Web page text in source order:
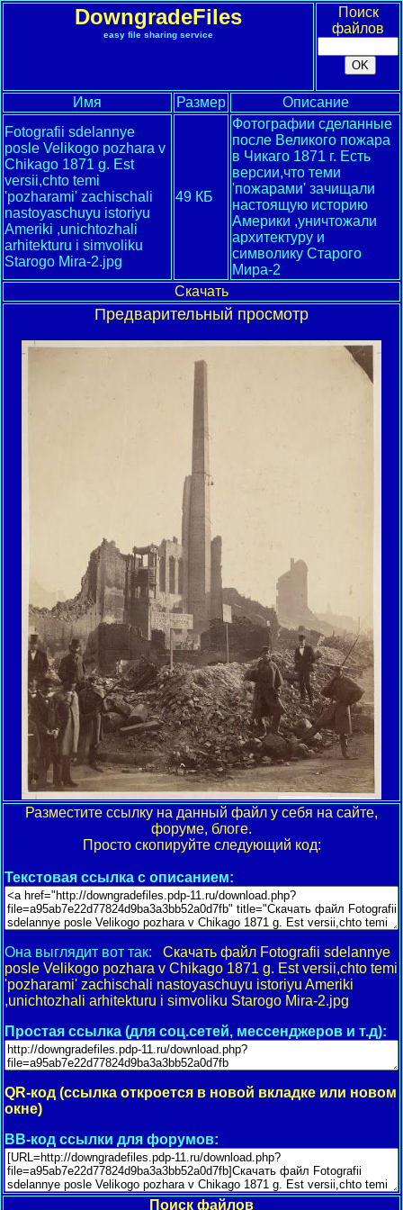
DowngradeFiles
easy file sharing service
Поиск
файлов
Имя Размер
Описание
Fotografii sdelannye
posle Velikogo pozhara v
Chikago 1871 g. Est
versii,chto temi
'pozharami' zachischali
nastoyaschuyu istoriyu
Ameriki ,unichtozhali
arhitekturu i simvoliku
Starogo Mira-2.jpg
49 КБ
Фотографии сделанные
после Великого пожара
в Чикаго 1871 г. Есть
версии,что теми
'пожарами' зачищали
настоящую историю
Америки ,уничтожали
архитектуру и
символику Старого
Мира-2
Скачать
Предварительный просмотр
Разместите ссылку на данный файл у себя на сайте,
форуме, блоге.
Просто скопируйте следующий код:
Текстовая ссылка с описанием:
Она выглядит вот так: Скачать файл Fotografii sdelannye
posle Velikogo pozhara v Chikago 1871 g. Est versii,chto temi
'pozharami' zachischali nastoyaschuyu istoriyu Ameriki
,unichtozhali arhitekturu i simvoliku Starogo Mira-2.jpg
Простая ссылка (для соц.сетей, мессенджеров и т.д):
QR-код (ссылка откроется в новой вкладке или новом
окне)
BB-код ссылки для форумов:
Поиск файлов